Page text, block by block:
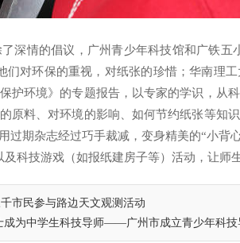
深情的倡议，广州青少年科技馆和广铁五
们对环保的重视，对纸张的珍惜；华南理
护环境》的专题报告，以专家的学识，从
原料、对环境的影响、如何节约纸张等知
过期杂志经过巧手裁减，变身精美的“小
及科技游戏（如报纸建房子等）活动，让师
市民参与路边天文观测活动
成为中学生科技导师——广州市成立青少年科技